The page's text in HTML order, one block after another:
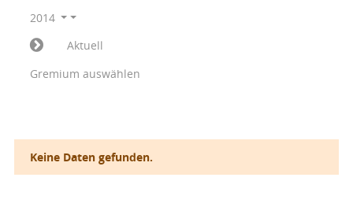
2014
Aktuell
Gremium auswählen
Keine Daten gefunden.